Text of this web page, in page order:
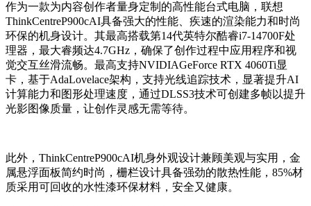
作为一款为内容创作者量身定制的高性能台式电脑，联想
ThinkCentreP900cAI具备强大的性能、疾速的渲染能力和时尚
环保的机身设计。其最高搭载第14代英特尔酷睿i7-14700F处
理器，最大睿频达4.7GHz，确保了创作过程中应用程序和视
觉交互丝滑流畅。最高支持NVIDIAGeForce RTX 4060Ti显
卡，基于AdaLovelace架构，支持光线追踪技术，显著提升AI
计算能力和图形处理速度，通过DLSS3技术可创建多帧以提升
光影图像质量，让创作灵感无需等待。
此外，ThinkCentreP900cAI机身外观设计兼顾美观与实用，金
属悬浮面板简约时尚，栅栏设计具备强劲的散热性能，85%材
质采用可回收的水性漆环保材料，安全又健康。